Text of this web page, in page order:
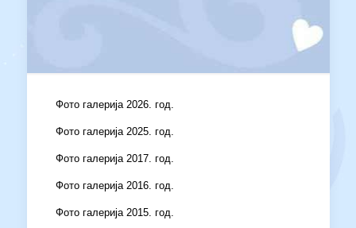
Фото галерија 2026. год.
Фото галерија 2025. год.
Фото галерија 2017. год.
Фото галерија 2016. год.
Фото галерија 2015. год.